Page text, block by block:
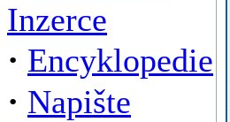
Inzerce
· Encyklopedie
· Napište